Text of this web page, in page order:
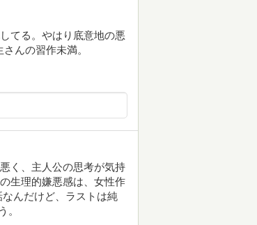
てる。やはり底意地の悪
んの習作未満。
く、主人公の思考が気持
生理的嫌悪感は、女性作
んだけど、ラストは純
。